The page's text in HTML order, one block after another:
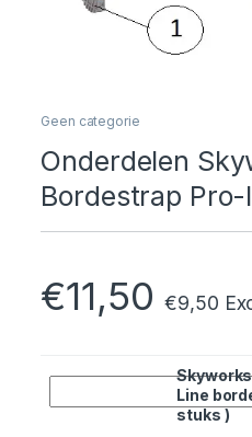
Geen categorie
Onderdelen
Bordestrap Pro-
€11,50 €9,50
Line
stuks )